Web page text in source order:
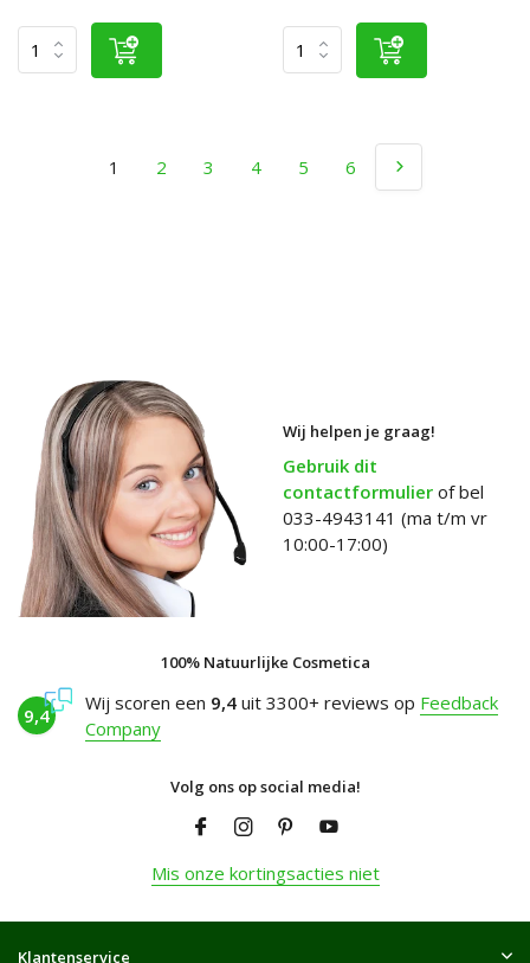
1 2 3 4 5 6
Wij helpen je graag!
Gebruik dit
contactformulier of bel
033-4943141 (ma t/m vr
10:00-17:00)
100% Natuurlijke Cosmetica
9,4
Wij scoren een 9,4 uit 3300+ reviews op Feedback
Company
Volg ons op social media!
Mis onze kortingsacties niet
Klantenservice